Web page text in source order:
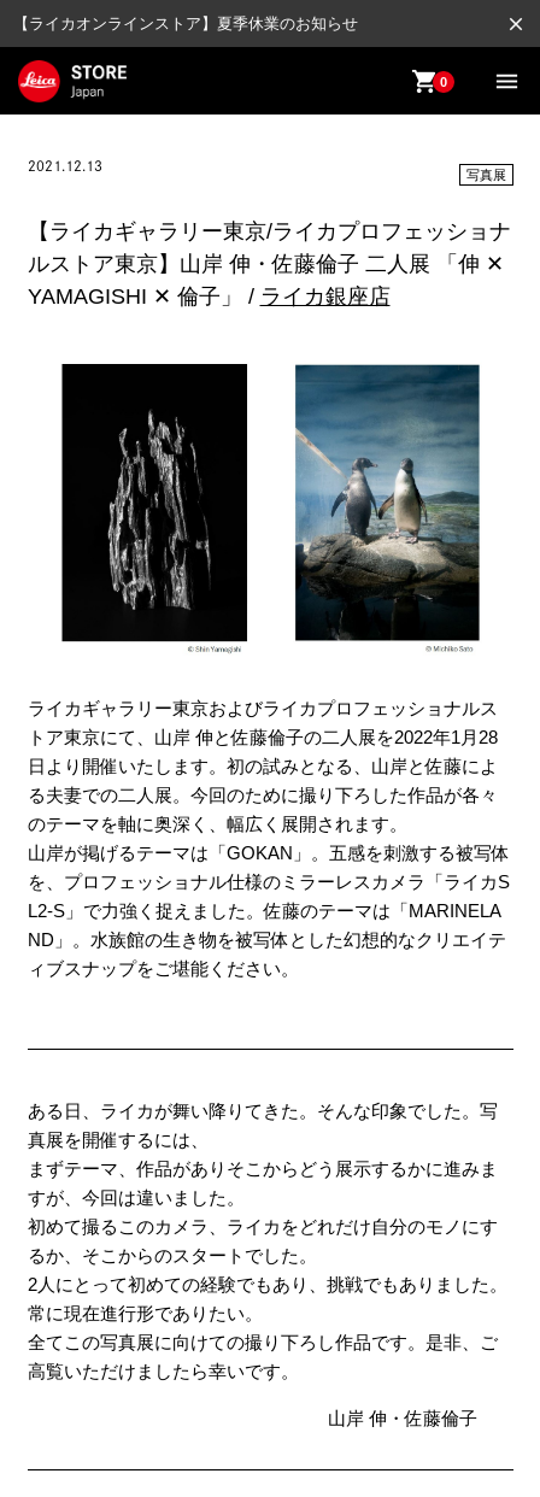
【ライカオンラインストア】夏季休業のお知らせ close
shopping_cart0 menu
2021.12.13 写真展
【ライカギャラリー東京/ライカプロフェッショナ
ルストア東京】山岸 伸・佐藤倫子 二人展 「伸 ✕
YAMAGISHI ✕ 倫子」 / ライカ銀座店
ライカギャラリー東京およびライカプロフェッショナルス
トア東京にて、山岸 伸と佐藤倫子の二人展を2022年1月28
日より開催いたします。初の試みとなる、山岸と佐藤によ
る夫妻での二人展。今回のために撮り下ろした作品が各々
のテーマを軸に奥深く、幅広く展開されます。
山岸が掲げるテーマは「GOKAN」。五感を刺激する被写体
を、プロフェッショナル仕様のミラーレスカメラ「ライカS
L2-S」で力強く捉えました。佐藤のテーマは「MARINELA
ND」。水族館の生き物を被写体とした幻想的なクリエイテ
ィブスナップをご堪能ください。
ある日、ライカが舞い降りてきた。そんな印象でした。写
真展を開催するには、
まずテーマ、作品がありそこからどう展示するかに進みま
すが、今回は違いました。
初めて撮るこのカメラ、ライカをどれだけ自分のモノにす
るか、そこからのスタートでした。
2人にとって初めての経験でもあり、挑戦でもありました。
常に現在進行形でありたい。
全てこの写真展に向けての撮り下ろし作品です。是非、ご
高覧いただけましたら幸いです。
山岸 伸・佐藤倫子